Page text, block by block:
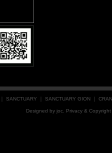
SANCTUARY SANCTUARY GION
Designed by joc . Privacy &